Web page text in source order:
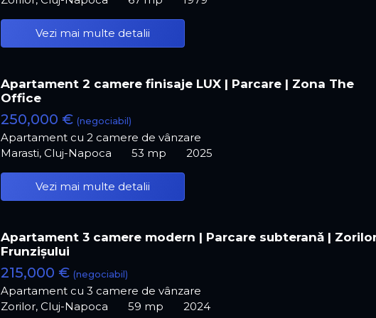
Vezi mai multe detalii
Apartament 2 camere finisaje LUX | Parcare | Zona The
Office
250,000 € (negociabil)
Apartament cu 2 camere de vânzare
Marasti, Cluj-Napoca
53 mp 2025
Vezi mai multe detalii
Apartament 3 camere modern | Parcare subteranǎ |
Frunzișului
215,000 € (negociabil)
Apartament cu 3 camere de vânzare
Zorilor, Cluj-Napoca
59 mp 2024